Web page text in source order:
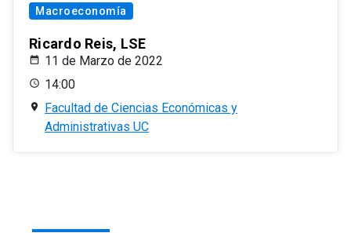
Macroeconomía
Ricardo Reis, LSE
11 de Marzo de 2022
14:00
Facultad de Ciencias Económicas y
Administrativas UC